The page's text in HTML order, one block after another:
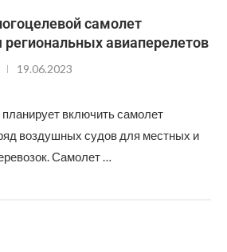
самолет
региональных авиаперелетов
19.06.2023
включить самолет
воздушных судов для местных и
Самолет …